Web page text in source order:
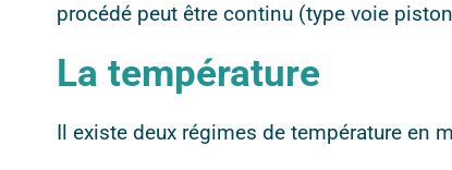
procédé peut être continu (type voie
La température
Il existe deux régimes de température en